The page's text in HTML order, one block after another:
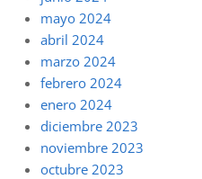
mayo 2024
abril 2024
marzo 2024
febrero 2024
enero 2024
diciembre 2023
noviembre 2023
octubre 2023